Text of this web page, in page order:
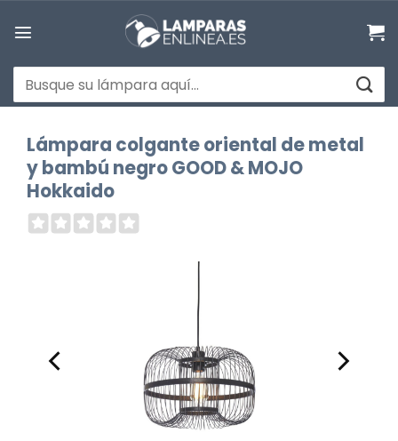
Buscar
por:
Lámpara colgante oriental de metal
y bambú negro GOOD & MOJO
Hokkaido